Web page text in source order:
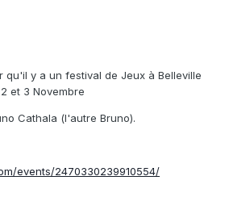
qu'il y a un festival de Jeux à Belleville
et 3 Novembre
Cathala (l'autre Bruno).
events/2470330239910554/